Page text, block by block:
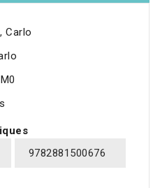
Carlo
9782881500676